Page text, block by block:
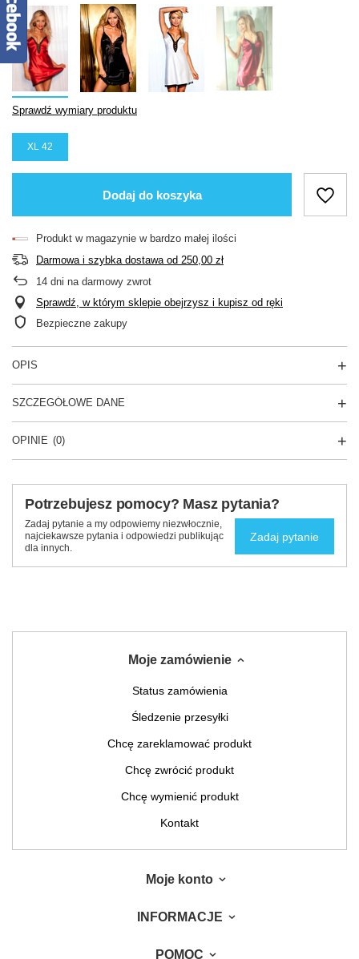
Sprawdź wymiary produktu
XL 42
Dodaj do koszyka
Produkt w magazynie w bardzo małej ilości
Darmowa i szybka dostawaod 250,00 zł
14 dni na darmowy zwrot
Sprawdź, w którym sklepie obejrzysz i kupisz od ręki
Bezpieczne zakupy
OPIS
SZCZEGÓŁOWE DANE
OPINIE (0)
Potrzebujesz pomocy? Masz pytania?
Zadaj pytanie a my odpowiemy niezwłocznie,
najciekawsze pytania i odpowiedzi publikując
dla innych.
Zadaj pytanie
Moje zamówienie
Status zamówienia
Śledzenie przesyłki
Chcę zareklamować produkt
Chcę zwrócić produkt
Chcę wymienić produkt
Kontakt
Moje konto
INFORMACJE
POMOC